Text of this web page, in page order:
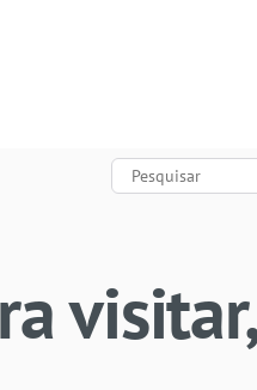
visitar,